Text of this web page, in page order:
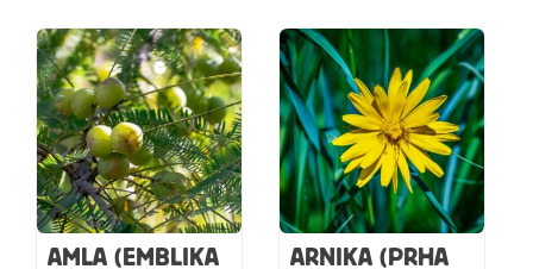
AMLA (EMBLIKA
ARNIKA (PRHA